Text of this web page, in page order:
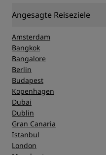
Angesagte Reiseziele
Amsterdam
Bangkok
Bangalore
Berlin
Budapest
Kopenhagen
Dubai
Dublin
Gran Canaria
Istanbul
London